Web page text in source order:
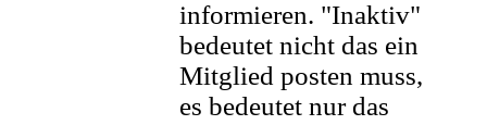
informieren. "Inaktiv"
bedeutet nicht das ein
Mitglied posten muss,
es bedeutet nur das